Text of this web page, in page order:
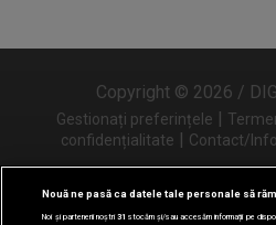
Copyright © 2026 /
Gestionați preferințele |
confidențialitate | Contact/Info
Nouă ne pasă ca datele tale personale să
Noi și partenerii noștri31 stocăm și/sau accesăm informații pe